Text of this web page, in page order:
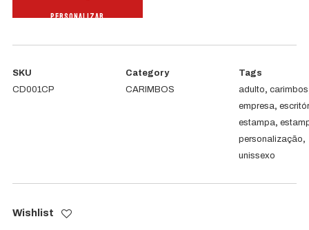
PERSONALIZAR
SKU
CD001CP
Category
CARIMBOS
Tags
adulto, carimbos
empresa,
estampa,
personalização,
unissexo
Wishlist